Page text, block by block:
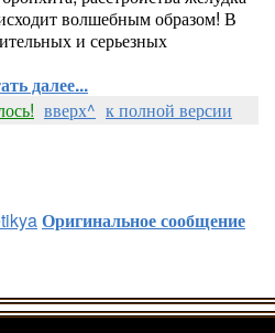
волшебным образом! В
и серьезных
далее...
вверх^ к полной версии
Оригинальное сообщение